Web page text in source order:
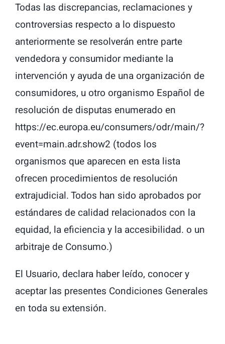
Todas las discrepancias, reclamaciones y
controversias respecto a lo dispuesto
anteriormente se resolverán entre parte
vendedora y consumidor mediante la
intervención y ayuda de una organización de
consumidores, u otro organismo Español de
resolución de disputas enumerado en
https://ec.europa.eu/consumers/odr/main/?
event=main.adr.show2 (todos los
organismos que aparecen en esta lista
ofrecen procedimientos de resolución
extrajudicial. Todos han sido aprobados por
estándares de calidad relacionados con la
equidad, la eficiencia y la accesibilidad. o un
arbitraje de Consumo.)
El Usuario, declara haber leído, conocer y
aceptar las presentes Condiciones Generales
en toda su extensión.